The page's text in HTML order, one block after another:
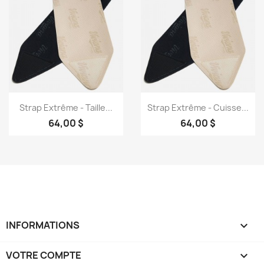
Aperçu rapide
Strap Extrême - Taille...
64,00 $
Aperçu rapide
Strap Extrême - Cuisse...
64,00 $
INFORMATIONS 
VOTRE COMPTE 